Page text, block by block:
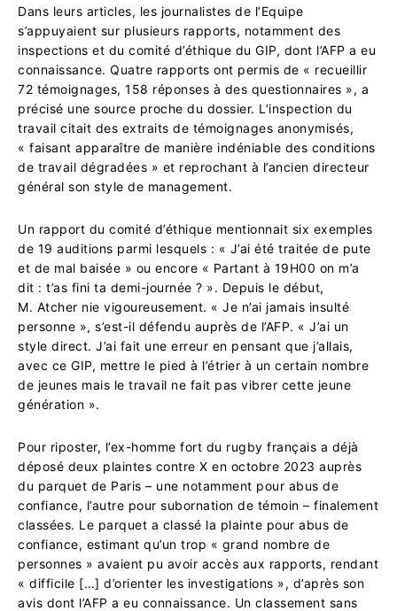
Dans leurs articles, les journalistes de l’Equipe
s’appuyaient sur plusieurs rapports, notamment des
inspections et du comité d’éthique du GIP, dont l’AFP a eu
connaissance. Quatre rapports ont permis de « recueillir
72 témoignages, 158 réponses à des questionnaires », a
précisé une source proche du dossier. L’inspection du
travail citait des extraits de témoignages anonymisés,
« faisant apparaître de manière indéniable des conditions
de travail dégradées » et reprochant à l’ancien directeur
général son style de management.
Un rapport du comité d’éthique mentionnait six exemples
de 19 auditions parmi lesquels : « J’ai été traitée de pute
et de mal baisée » ou encore « Partant à 19H00 on m’a
dit : t’as fini ta demi-journée ? ». Depuis le début,
M. Atcher nie vigoureusement. « Je n’ai jamais insulté
personne », s’est-il défendu auprès de l’AFP. « J’ai un
style direct. J’ai fait une erreur en pensant que j’allais,
avec ce GIP, mettre le pied à l’étrier à un certain nombre
de jeunes mais le travail ne fait pas vibrer cette jeune
génération ».
Pour riposter, l’ex-homme fort du rugby français a déjà
déposé deux plaintes contre X en octobre 2023 auprès
du parquet de Paris – une notamment pour abus de
confiance, l’autre pour subornation de témoin – finalement
classées. Le parquet a classé la plainte pour abus de
confiance, estimant qu’un trop « grand nombre de
personnes » avaient pu avoir accès aux rapports, rendant
« difficile […] d’orienter les investigations », d’après son
avis dont l’AFP a eu connaissance. Un classement sans